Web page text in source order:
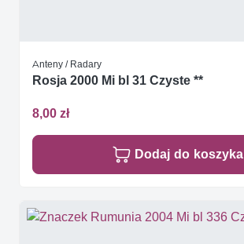
Anteny / Radary
Rosja 2000 Mi bl 31 Czyste **
8,00 zł
Dodaj do koszyka